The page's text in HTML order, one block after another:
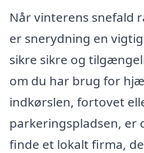
Når vinterens snefald
er snerydning en
sikre sikre og
om du har brug for
indkørslen, fortovet
parkeringspladsen, er
finde et lokalt firma,